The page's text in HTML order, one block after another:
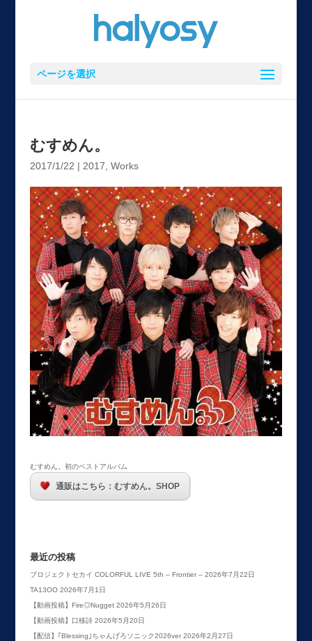
ページを選択
むすめん。
2017/1/22 | 2017 Works
むすめん。初のベストアルバム
通販はこちら：むすめん。SHOP
最近の投稿
プロジェクトセカイ COLORFUL LIVE 5th – Frontier – 2026年7月22日
TA13OO 2026年7月1日
【動画投稿】Fire◎Nugget 2026年5月26日
【動画投稿】口移詩 2026年5月20日
【配信】｢Blessing｣ちゃんげろソニック2026ver 2026年2月27日